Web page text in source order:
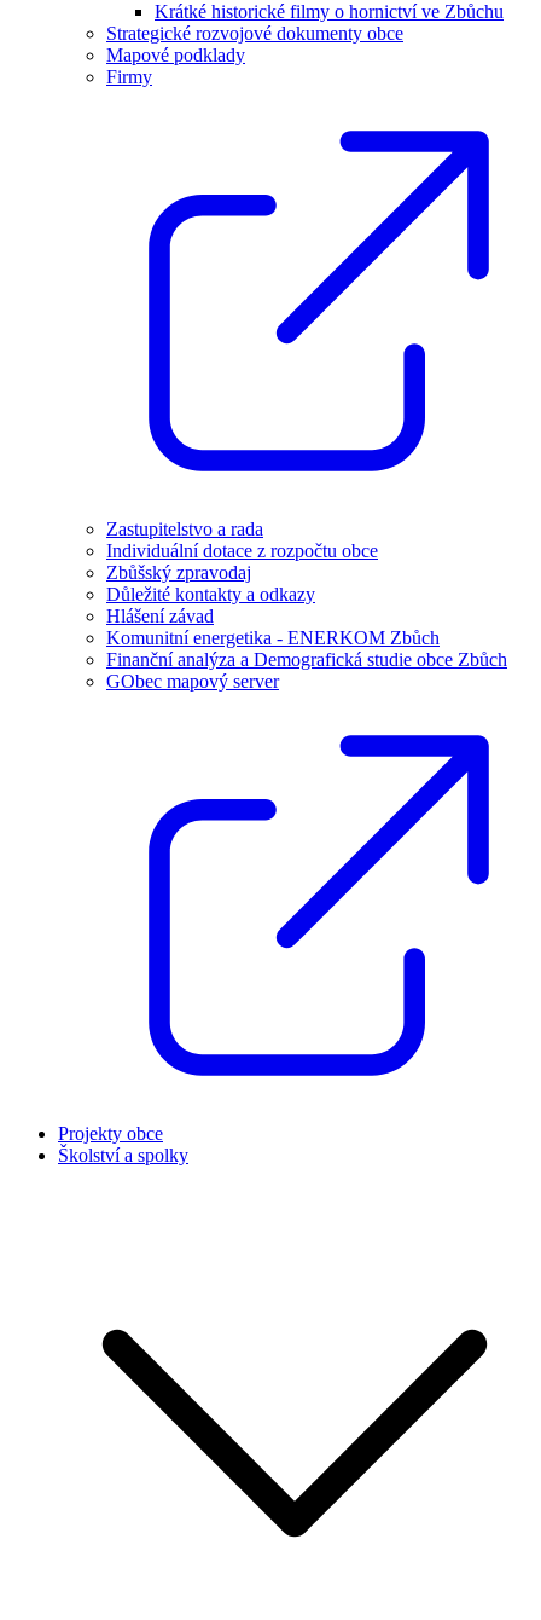
Krátké historické filmy o hornictví ve Zbůchu
Strategické rozvojové dokumenty obce
Mapové podklady
Firmy
Zastupitelstvo a rada
Individuální dotace z rozpočtu obce
Zbůšský zpravodaj
Důležité kontakty a odkazy
Hlášení závad
Komunitní energetika - ENERKOM Zbůch
Finanční analýza a Demografická studie obce Zbůch
GObec mapový server
Projekty obce
Školství a spolky